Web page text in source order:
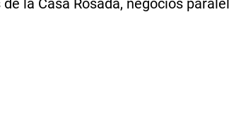
la Casa Rosada, negocios